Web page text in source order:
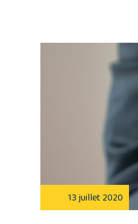
13 juillet 2020